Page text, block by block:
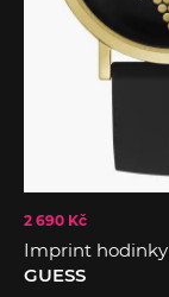
2 690 Kč
Imprint hodinky
GUESS